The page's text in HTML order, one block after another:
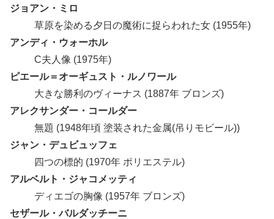
ジョアン・ミロ
草原を染める夕日の魔術に捉らわれた女 (1955年)
アンディ・ウォーホル
C夫人像 (1975年)
ピエール＝オーギュスト・ルノワール
大きな勝利のヴィーナス (1887年 ブロンズ)
アレクサンダー・コールダー
無題 (1948年頃 塗装された金属(吊りモビール))
ジャン・デュビュッフェ
四つの標的 (1970年 ポリエステル)
アルベルト・ジャコメッティ
ディエゴの胸像 (1957年 ブロンズ)
セザール・バルダッチーニ